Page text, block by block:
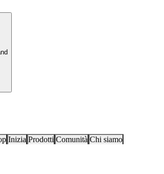
Inizia Prodotti Comunità Chi siamo